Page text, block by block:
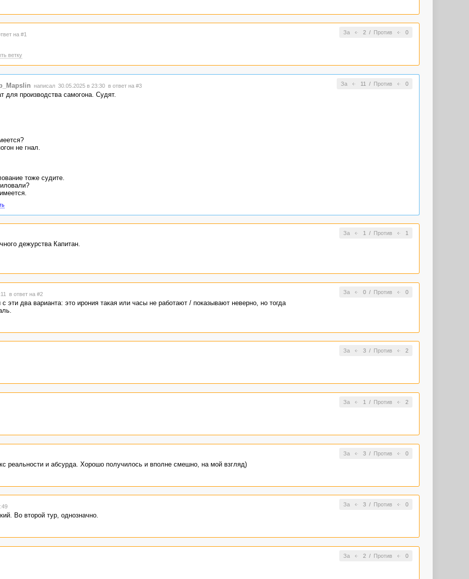
За 2/ Против 0
на #1
ветку
За 11 / Против 0
написал 30.05.2025 в 23:30 в ответ на #3
для производства самогона. Судят.
не гнал.
тоже судите.
За 1 / Против 1
дежурства Капитан.
За 0/ Против 0
в ответ на #2
эти два варианта: это ирония такая или часы не работают / показывают неверно, но тогда
За 3/ Против 2
За 1 / Против 2
За 3/ Против 0
реальности и абсурда. Хорошо получилось и вполне смешно, на мой взгляд)
За 3/ Против 0
Во второй тур, однозначно.
За 2/ Против 0